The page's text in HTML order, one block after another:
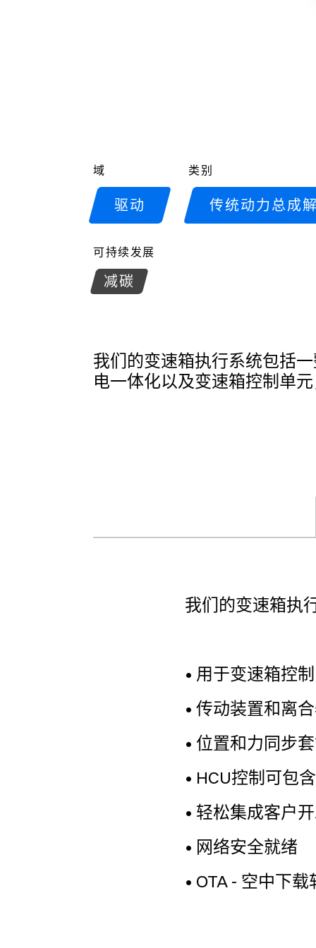
域
驱动
类别
传统动力总成
可持续发展
减碳
我们的变速箱执行系统包括
电一体化以及变速箱控制单
我们的变速箱执
• 用于变速箱控
• 传动装置和离
• 位置和力同步
• HCU控制可包
• 轻松集成客户
• 网络安全就绪
• OTA - 空中下